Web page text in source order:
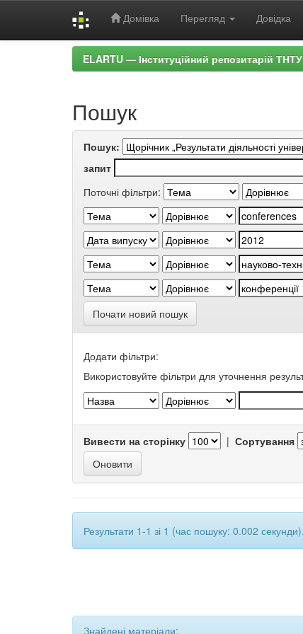
Домівка Перегляд Довідка
ELARTU — Інституційний репозитарій
Пошук
Пошук:
запит
Поточні фільтри:
Почати новий пошук
Додати фільтри:
Використовуйте фільтри для уточнення
Вивести на сторінку | Сортування
Результати 1-1 зі 1 (час пошуку: 0.002 секунди).
Знайдені матеріали: